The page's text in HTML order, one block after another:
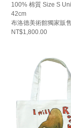
100% 棉質 Size S
42cm
布洛德美術館獨家販售
NT$1,800.00